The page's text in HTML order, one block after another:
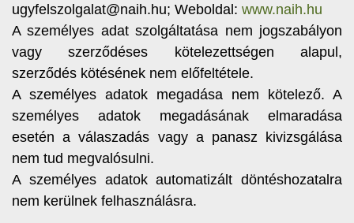
ugyfelszolgalat@naih.hu; Weboldal: www.naih.hu
A személyes adat szolgáltatása nem jogszabályon
vagy szerződéses kötelezettségen alapul,
szerződés kötésének nem előfeltétele.
A személyes adatok megadása nem kötelező. A
személyes adatok megadásának elmaradása
esetén a válaszadás vagy a panasz kivizsgálása
nem tud megvalósulni.
A személyes adatok automatizált döntéshozatalra
nem kerülnek felhasználásra.